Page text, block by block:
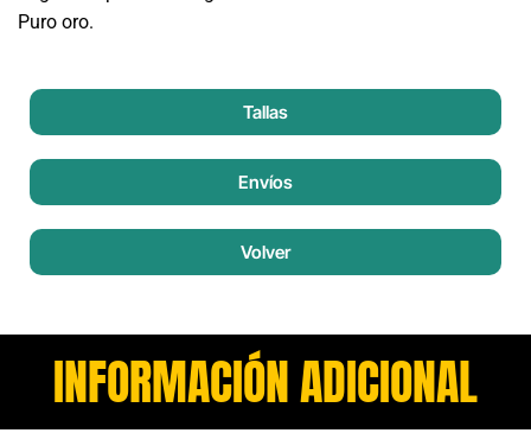
Puro oro.
Tallas
Envíos
Volver
INFORMACIÓN ADICIONAL